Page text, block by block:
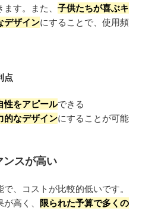
ます。また、子供たちが喜ぶキ
デザインにすることで、使用頻
点
性をアピールできる
的なデザインにすることが可能
ンスが高い
、コストが比較的低いです。
高く、 限られた予算で多くの